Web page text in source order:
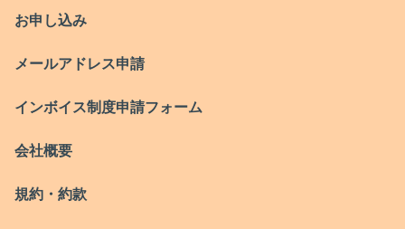
お申し込み
メールアドレス申請
インボイス制度申請フォーム
会社概要
規約・約款